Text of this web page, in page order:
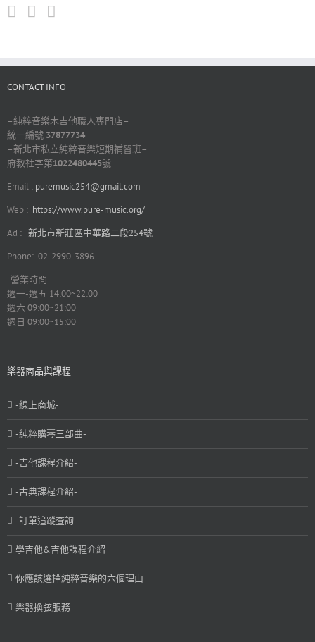
CONTACT INFO
–純粹音樂木吉他職人專門店–
統一編號 37877734
–新北市私立純粹音樂短期補習班–
府教社字第1022480445號
Email : puremusic254@gmail.com
Web : https://www.pure-music.org/
Ad : 新北市新莊區中華路二段254號
Phone: 02-2990-3896
-營業時間-
週一-週五 14:00~22:00
週六 09:00~21:00
週日 09:00~15:00
樂器商品與課程
-線上商城-
-純粹購琴三部曲-
-吉他課程介紹-
-古典課程介紹-
-訂單追蹤查詢-
學吉他&吉他課程介紹
你應該選擇純粹音樂的六個理由
樂器換弦服務